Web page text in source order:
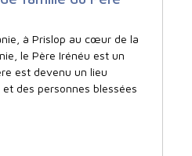
à Prislop au cœur de la
le Père Irénéu est un
est devenu un lieu
et des personnes blessées